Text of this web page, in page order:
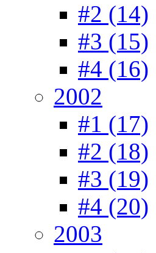
#2 (14)
#3 (15)
#4 (16)
2002
#1 (17)
#2 (18)
#3 (19)
#4 (20)
2003